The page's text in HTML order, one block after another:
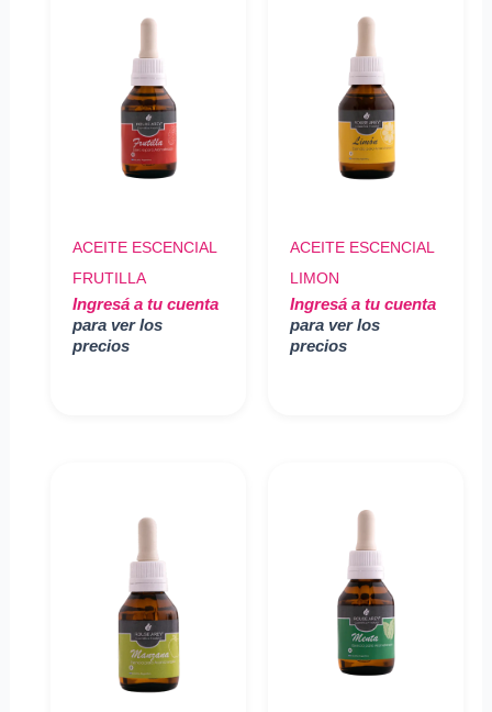
ACEITE ESCENCIAL
FRUTILLA
Ingresá a tu cuenta
para ver los
precios
ACEITE ESCENCIAL
LIMON
Ingresá a tu cuenta
para ver los
precios